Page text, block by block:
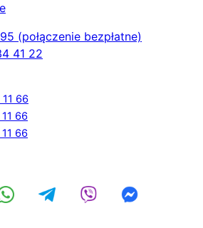
(połączenie bezpłatne)
41 22
66
66
66